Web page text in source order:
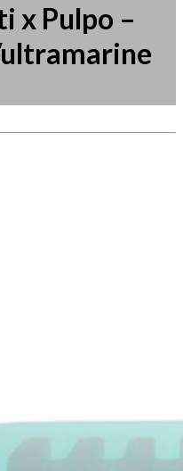
x Pulpo –